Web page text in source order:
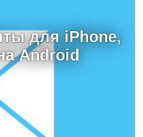
для iPhone,
Android